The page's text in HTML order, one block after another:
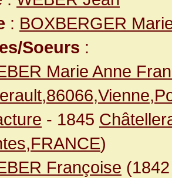
: BOXBERGER
Soeurs :
Marie Anne
- 1845
)
Françoise